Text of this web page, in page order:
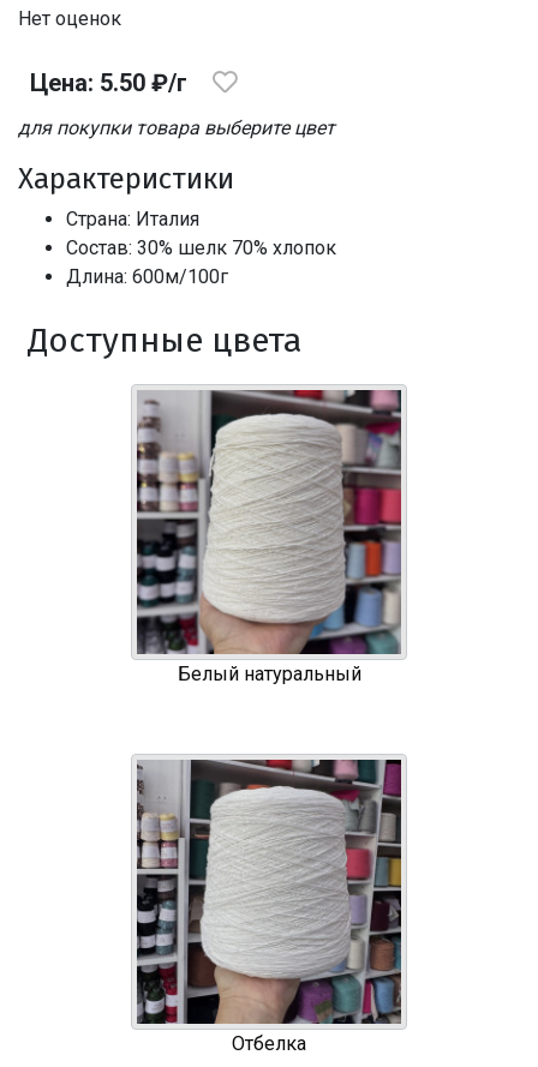
Нет оценок
Цена: 5.50 ₽/г
для покупки товара выберите цвет
Характеристики
Страна: Италия
Состав: 30% шелк 70% хлопок
Длина: 600м/100г
Доступные цвета
Белый натуральный
Отбелка